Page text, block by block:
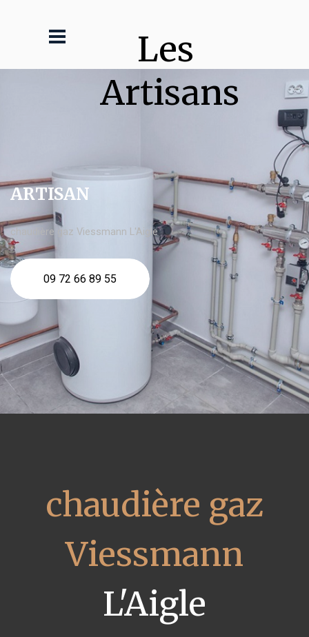
Les
Artisans
ARTISAN
chaudière gaz Viessmann L'Aigle
09 72 66 89 55
chaudière gaz
Viessmann
L'Aigle